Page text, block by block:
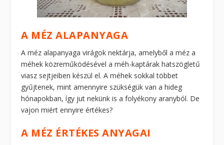
A MÉZ ALAPANYAGA
A méz alapanyaga virágok nektárja, amelyből a méz a
méhek közreműködésével a méh-kaptárak hatszögletű
viasz sejtjeiben készül el. A méhek sokkal többet
gyűjtenek, mint amennyire szükségük van a hideg
hónapokban, így jut nekünk is a folyékony aranyból. De
vajon miért ennyire értékes?
A MÉZ ÉRTÉKES ANYAGAI